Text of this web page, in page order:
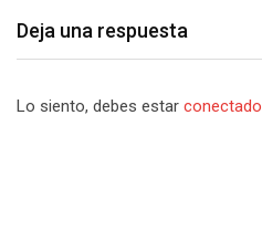
Deja una respuesta
Lo siento, debes estar conectado